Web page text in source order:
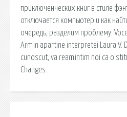
приключенческих книг в стиле
отключается компьютер и как
очередь, разделим проблему.
Armin apartine interpretei Laura V.
cunoscut, va reamintim noi ca o
Changes.